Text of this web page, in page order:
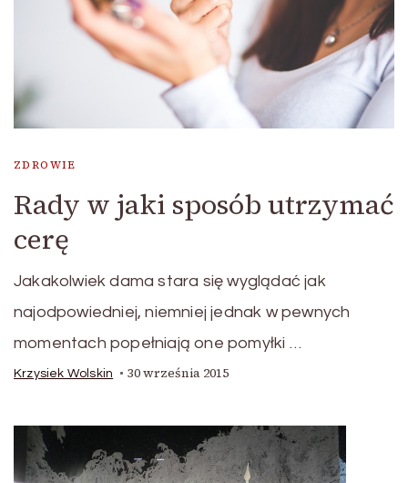
ZDROWIE
Rady w jaki sposób utrzymać
cerę
Jakakolwiek dama stara się wyglądać jak
najodpowiedniej, niemniej jednak w pewnych
momentach popełniają one pomyłki …
Krzysiek Wolskin 30 września 2015